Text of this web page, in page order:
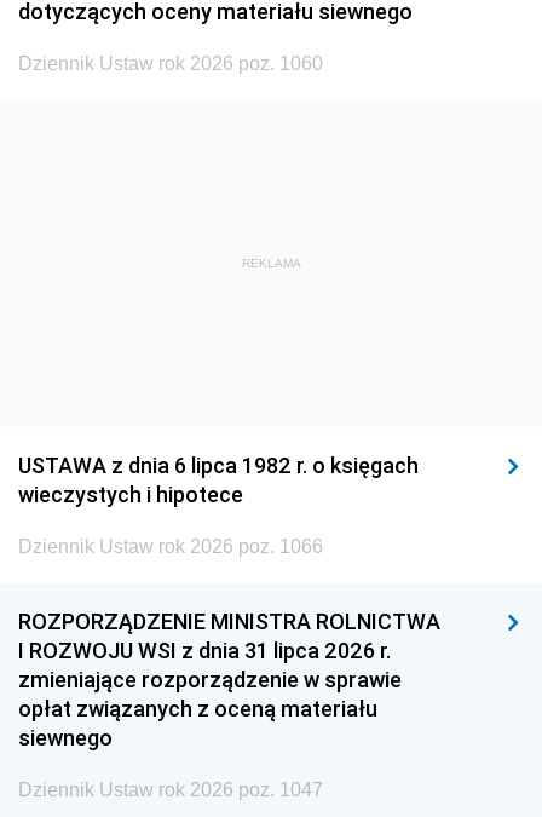
dotyczących oceny materiału siewnego
Dziennik Ustaw rok 2026 poz. 1060
REKLAMA
USTAWA z dnia 6 lipca 1982 r. o księgach
wieczystych i hipotece
Dziennik Ustaw rok 2026 poz. 1066
ROZPORZĄDZENIE MINISTRA ROLNICTWA
I ROZWOJU WSI z dnia 31 lipca 2026 r.
zmieniające rozporządzenie w sprawie
opłat związanych z oceną materiału
siewnego
Dziennik Ustaw rok 2026 poz. 1047